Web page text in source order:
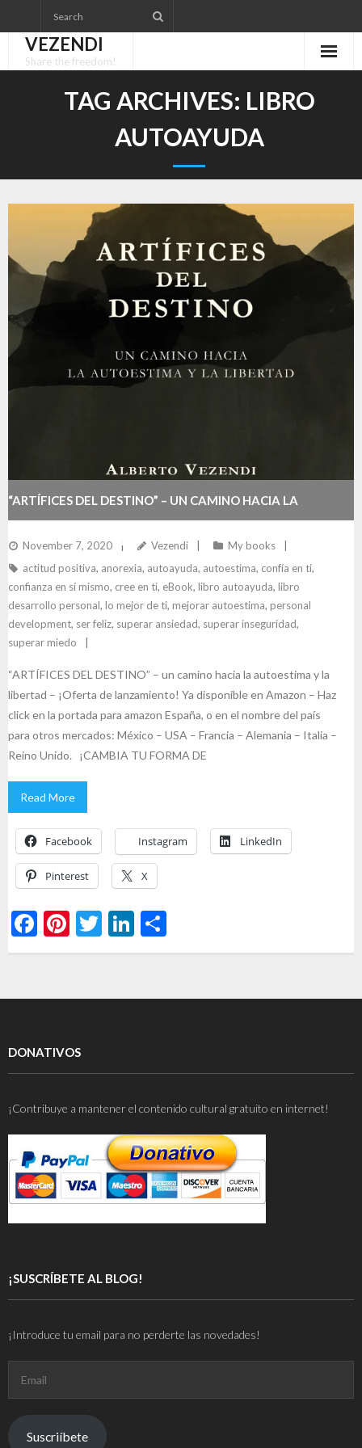
to
contentVEZENDI
Share the freedom!
TAG ARCHIVES: LIBRO
AUTOAYUDA
“ARTÍFICES DEL DESTINO” – UN CAMINO HACIA LA
AUTOESTIMA Y LA LIBERTAD
November 7, 2020 Vezendi
My books
actitud positiva, anorexia, autoayuda, autoestima, confía en ti,
confianza en sí mismo, cree en ti, eBook, libro autoayuda, libro
desarrollo personal, lo mejor de ti, mejorar autoestima, personal
development, ser feliz, superar ansiedad, superar inseguridad,
superar miedo
“ARTÍFICES DEL DESTINO” – un camino hacia la autoestima y la
libertad – ¡Oferta de lanzamiento! Ya disponible en Amazon – Haz
click en la portada para amazon España, o en el nombre del país
para otros mercados: México – USA – Francia – Alemania – Italia –
Reino Unido. ¡CAMBIA TU FORMA DE
Read More
Facebook Instagram LinkedIn
Pinterest X
F
ac
b
o
k
Pi
nt
es
T
w
er
Li
n
dI
h
e
DONATIVOS
¡Contribuye a mantener el contenido cultural gratuito en internet!
¡SUSCRÍBETE AL BLOG!
¡Introduce tu email para no perderte las novedades!
Suscriíbete